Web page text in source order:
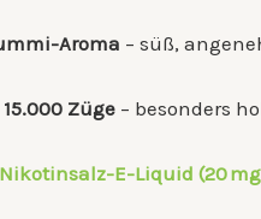
Aroma – süß,
Züge – besonders
Nikotinsalz-E-Liquid (20